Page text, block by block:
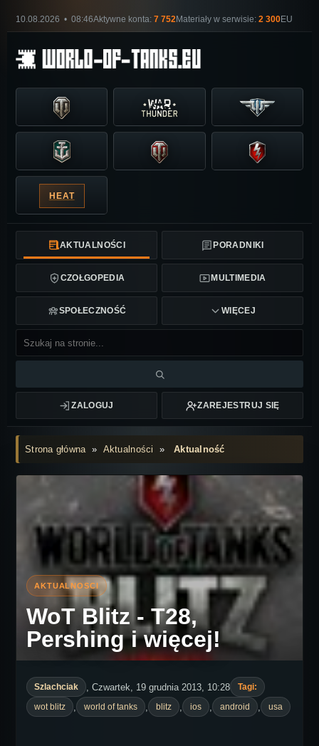
10.08.2026 • 08:46Aktywne konta: 7 752Materiały w serwisie: 2 300EU
HEAT
AKTUALNOŚCI PORADNIKI
CZOŁGOPEDIA MULTIMEDIA
SPOŁECZNOŚĆ WIĘCEJ
ZALOGUJ ZAREJESTRUJ SIĘ
Strona główna» Aktualności »Aktualność
WoT Blitz - T28,
Pershing i więcej!
Szlachciak , Czwartek, 19 grudnia 2013, 10:28
Tagi:
wot blitz
world of tanks blitz ios android usa